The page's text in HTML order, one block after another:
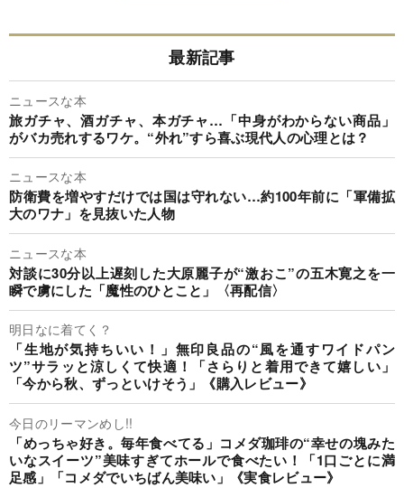
最新記事
ニュースな本
旅ガチャ、酒ガチャ、本ガチャ…「中身がわからない商品」
がバカ売れするワケ。“外れ”すら喜ぶ現代人の心理とは？
ニュースな本
防衛費を増やすだけでは国は守れない…約100年前に「軍備拡
大のワナ」を見抜いた人物
ニュースな本
対談に30分以上遅刻した大原麗子が“激おこ”の五木寛之を一
瞬で虜にした「魔性のひとこと」〈再配信〉
明日なに着てく？
「生地が気持ちいい！」無印良品の“風を通すワイドパン
ツ”サラッと涼しくて快適！「さらりと着用できて嬉しい」
「今から秋、ずっといけそう」《購入レビュー》
今日のリーマンめし!!
「めっちゃ好き。毎年食べてる」コメダ珈琲の“幸せの塊みた
いなスイーツ”美味すぎてホールで食べたい！「1口ごとに満
足感」「コメダでいちばん美味い」《実食レビュー》